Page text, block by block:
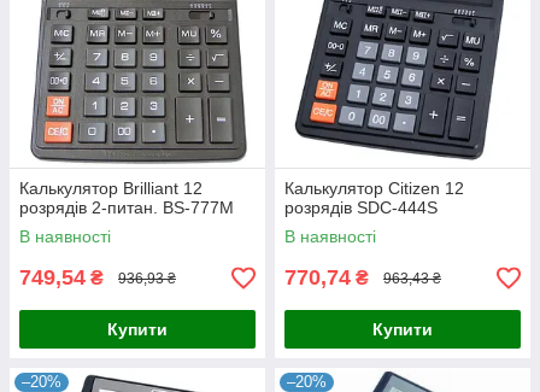
Калькулятор Brilliant 12
розрядів 2-питан. BS-777M
В наявності
749,54 ₴ 936,93 ₴
Купити
Калькулятор Citizen 12
розрядів SDC-444S
В наявності
770,74 ₴ 963,43 ₴
Купити
–20% –20%